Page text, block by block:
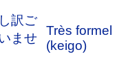
訳ご
ませ
Très formel
(keigo)